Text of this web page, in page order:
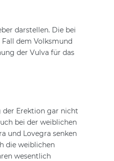
darstellen. Die bei
dem Volksmund
der Vulva für das
der Erektion gar nicht
bei der weiblichen
und Lovegra senken
die weiblichen
wesentlich